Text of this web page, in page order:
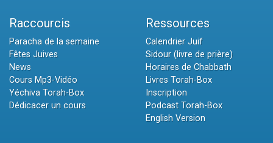
Raccourcis
Paracha de la semaine
Fêtes Juives
News
Cours Mp3-Vidéo
Yéchiva Torah-Box
Dédicacer un cours
Ressources
Calendrier Juif
Sidour (livre de prière)
Horaires de Chabbath
Livres Torah-Box
Inscription
Podcast Torah-Box
English Version